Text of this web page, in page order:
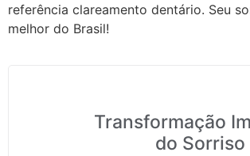
referência clareamento dentário. Seu
melhor do Brasil!
Transformação
do Sorriso